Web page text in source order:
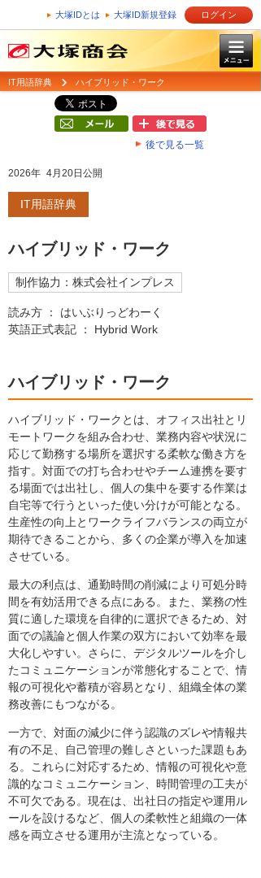
大塚IDとは 大塚ID新規登録 ログイン
IT用語辞典 ハイブリッド・ワーク
後で見る一覧
2026年 4月20日公開
IT用語辞典
ハイブリッド・ワーク
制作協力：株式会社インプレス
読み方 ： はいぶりっどわーく
英語正式表記 ： Hybrid Work
ハイブリッド・ワーク
ハイブリッド・ワークとは、オフィス出社とリ
モートワークを組み合わせ、業務内容や状況に
応じて勤務する場所を選択する柔軟な働き方を
指す。対面での打ち合わせやチーム連携を要す
る場面では出社し、個人の集中を要する作業は
自宅等で行うといった使い分けが可能となる。
生産性の向上とワークライフバランスの両立が
期待できることから、多くの企業が導入を加速
させている。
最大の利点は、通勤時間の削減により可処分時
間を有効活用できる点にある。また、業務の性
質に適した環境を自律的に選択できるため、対
面での議論と個人作業の双方において効率を最
大化しやすい。さらに、デジタルツールを介し
たコミュニケーションが常態化することで、情
報の可視化や蓄積が容易となり、組織全体の業
務改善にもつながる。
一方で、対面の減少に伴う認識のズレや情報共
有の不足、自己管理の難しさといった課題もあ
る。これらに対応するため、情報の可視化や意
識的なコミュニケーション、時間管理の工夫が
不可欠である。現在は、出社日の指定や運用ル
ールを設けるなど、個人の柔軟性と組織の一体
感を両立させる運用が主流となっている。